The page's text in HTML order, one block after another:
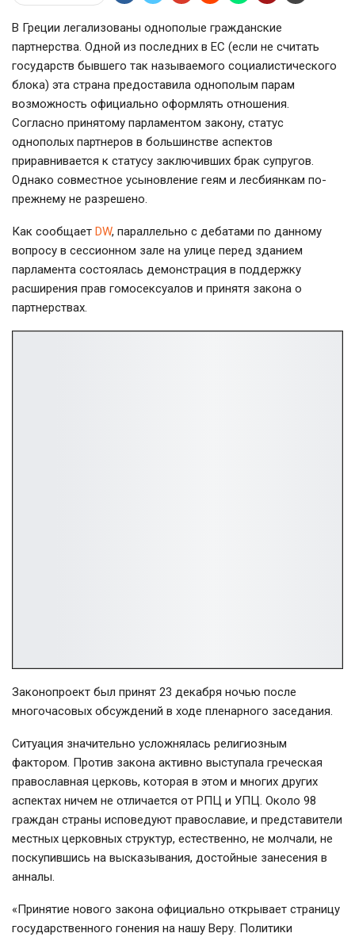
В Греции легализованы однополые гражданские
партнерства. Одной из последних в ЕС (если не считать
государств бывшего так называемого социалистического
блока) эта страна предоставила однополым парам
возможность официально оформлять отношения.
Согласно принятому парламентом закону, статус
однополых партнеров в большинстве аспектов
приравнивается к статусу заключивших брак супругов.
Однако совместное усыновление геям и лесбиянкам по-
прежнему не разрешено.
Как сообщает DW, параллельно с дебатами по данному
вопросу в сессионном зале на улице перед зданием
парламента состоялась демонстрация в поддержку
расширения прав гомосексуалов и принятя закона о
партнерствах.
Законопроект был принят 23 декабря ночью после
многочасовых обсуждений в ходе пленарного заседания.
Ситуация значительно усложнялась религиозным
фактором. Против закона активно выступала греческая
православная церковь, которая в этом и многих других
аспектах ничем не отличается от РПЦ и УПЦ. Около 98
граждан страны исповедуют православие, и представители
местных церковных структур, естественно, не молчали, не
поскупившись на высказывания, достойные занесения в
анналы.
«Принятие нового закона официально открывает страницу
государственного гонения на нашу Веру. Политики